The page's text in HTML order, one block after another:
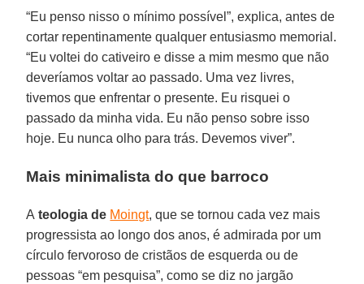
“Eu penso nisso o mínimo possível”, explica, antes de
cortar repentinamente qualquer entusiasmo memorial.
“Eu voltei do cativeiro e disse a mim mesmo que não
deveríamos voltar ao passado. Uma vez livres,
tivemos que enfrentar o presente. Eu risquei o
passado da minha vida. Eu não penso sobre isso
hoje. Eu nunca olho para trás. Devemos viver”.
Mais minimalista do que barroco
A teologia de Moingt, que se tornou cada vez mais
progressista ao longo dos anos, é admirada por um
círculo fervoroso de cristãos de esquerda ou de
pessoas “em pesquisa”, como se diz no jargão